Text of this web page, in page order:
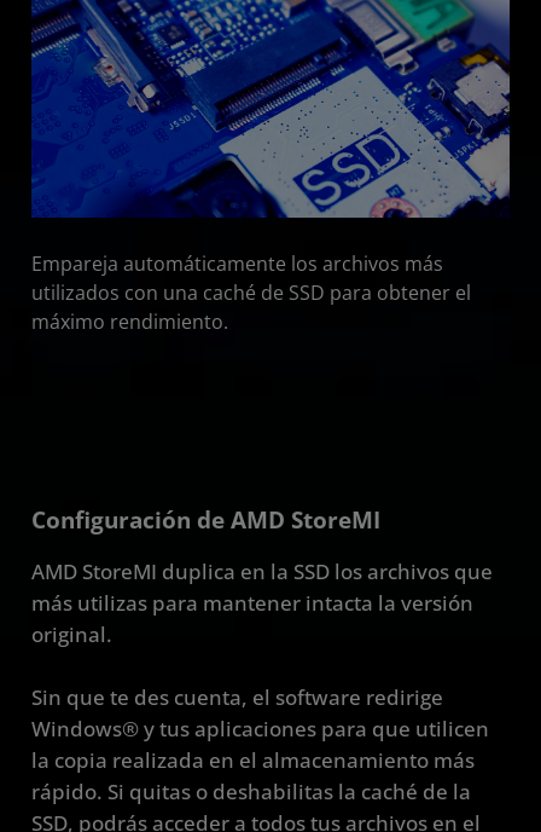
Empareja automáticamente los archivos más
utilizados con una caché de SSD para obtener el
máximo rendimiento.
Configuración de AMD StoreMI
AMD StoreMI duplica en la SSD los archivos que
más utilizas para mantener intacta la versión
original.
Sin que te des cuenta, el software redirige
Windows® y tus aplicaciones para que utilicen
la copia realizada en el almacenamiento más
rápido. Si quitas o deshabilitas la caché de la
SSD, podrás acceder a todos tus archivos en el